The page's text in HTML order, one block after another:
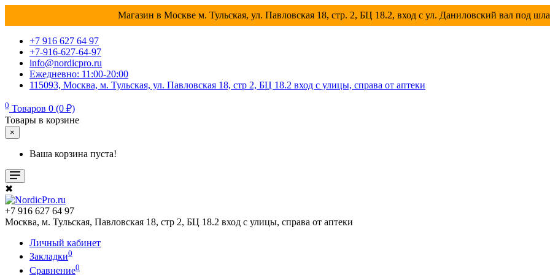
Магазин в Москве м. Тульская, ул. Павловская 18, стр. 2, БЦ 18.2, вход с ул. Даниловский вал под
+7 916 627 64 97
+7-916-627-64-97
info@nordicpro.ru
Ежедневно: 11:00-20:00
115093, Москва, м. Тульская, ул. Павловская 18, стр 2, БЦ 18.2 вход с улицы, справа от аптеки
0 Товаров 0 (0 ₽)
Товары в корзине
×
Ваша корзина пуста!
✖
+7 916 627 64 97
Москва, м. Тульская, Павловская 18, стр 2, БЦ 18.2 вход с улицы, справа от аптеки
Личный кабинет
Закладки0
Сравнение0